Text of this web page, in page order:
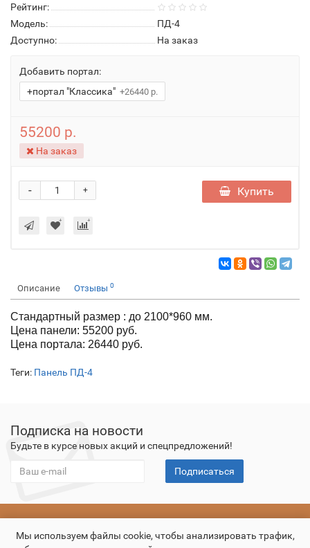
Рейтинг:
Модель:
ПД-4
Доступно:
На заказ
Добавить портал:
+портал "Классика" +26440 р.
55200 р.
На заказ
+
- Купить
Описание Отзывы 0
Стандартный размер : до 2100*960 мм.
Цена панели: 55200 руб.
Цена портала: 26440 руб.
Теги: Панель ПД-4
Подписка на новости
Будьте в курсе новых акций и спецпредложений!
Подписаться
Мы используем файлы cookie, чтобы анализировать трафик,